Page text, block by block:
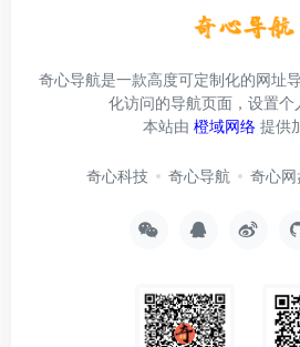
奇心导航是一款高度可定制化的网址
化访问的导航页面，设置个
本站由 橙域网络 提供
奇心科技 奇心导航 奇心网